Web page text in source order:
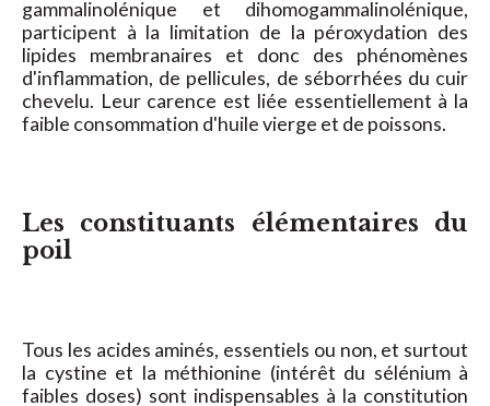
gammalinolénique et dihomogammalinolénique,
participent à la limitation de la péroxydation des
lipides membranaires et donc des phénomènes
d'inflammation, de pellicules, de séborrhées du cuir
chevelu. Leur carence est liée essentiellement à la
faible consommation d'huile vierge et de poissons.
Les constituants élémentaires du
poil
Tous les acides aminés, essentiels ou non, et surtout
la cystine et la méthionine (intérêt du sélénium à
faibles doses) sont indispensables à la constitution